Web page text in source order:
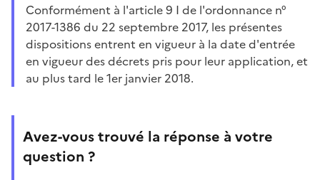
Conformément à l'article 9 I de l'ordonnance n°
2017-1386 du 22 septembre 2017, les présentes
dispositions entrent en vigueur à la date d'entrée
en vigueur des décrets pris pour leur application, et
au plus tard le 1er janvier 2018.
Avez-vous trouvé la réponse à votre
question ?